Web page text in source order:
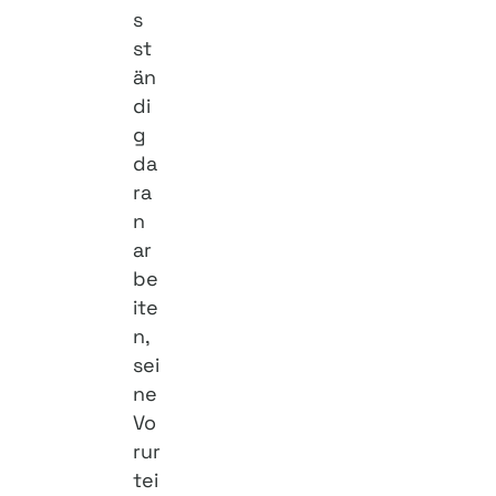
s
st
än
di
g
da
ra
n
ar
be
ite
n,
sei
ne
Vo
rur
tei